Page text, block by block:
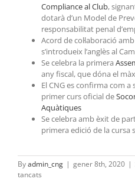
Compliance al Club,
dotarà d’un Model de
responsabilitat penal
Acord de col·laboració amb
s’introdueix l’anglès al
Se celebra la primera
any fiscal, que dóna el
El CNG es confirma com
primer curs oficial de
Aquàtiques
Se celebra amb èxit de
primera edició de la cursa
Byadmin_cng | gener 8th, 2020 |
tancats